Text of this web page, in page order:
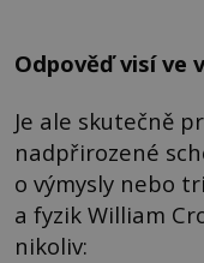
Odpověď visí ve
Je ale skutečně
nadpřirozené
o výmysly nebo
a fyzik William
nikoliv: